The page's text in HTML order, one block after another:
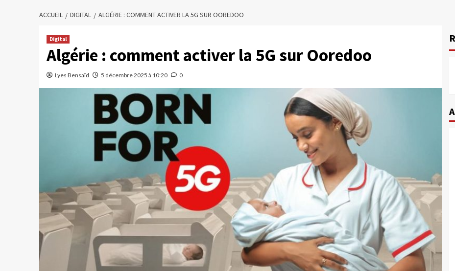
ACCUEIL DIGITAL ALGÉRIE : COMMENT ACTIVER LA 5G SUR OOREDOO
Digital
Algérie : comment activer la 5G sur Ooredoo
Lyes Bensaïd 5 décembre 2025 à 10:20 0